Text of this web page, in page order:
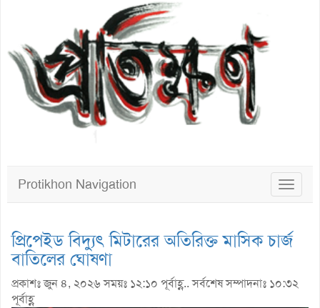
Toggle
Protikhon Navigation
প্রিপেইড বিদ্যুৎ মিটারের অতিরিক্ত মাসিক চার্জ
বাতিলের ঘোষণা
প্রকাশঃ জুন ৪, ২০২৬ সময়ঃ ১২:১০ পূর্বাহ্ণ.. সর্বশেষ সম্পাদনাঃ ১০:৩২
পূর্বাহ্ণ